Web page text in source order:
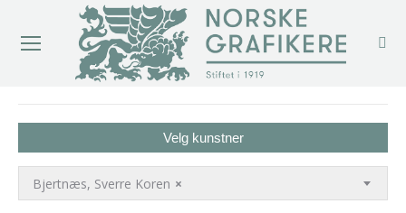
Velg kunstner
×
Bjertnæs, Sverre Koren